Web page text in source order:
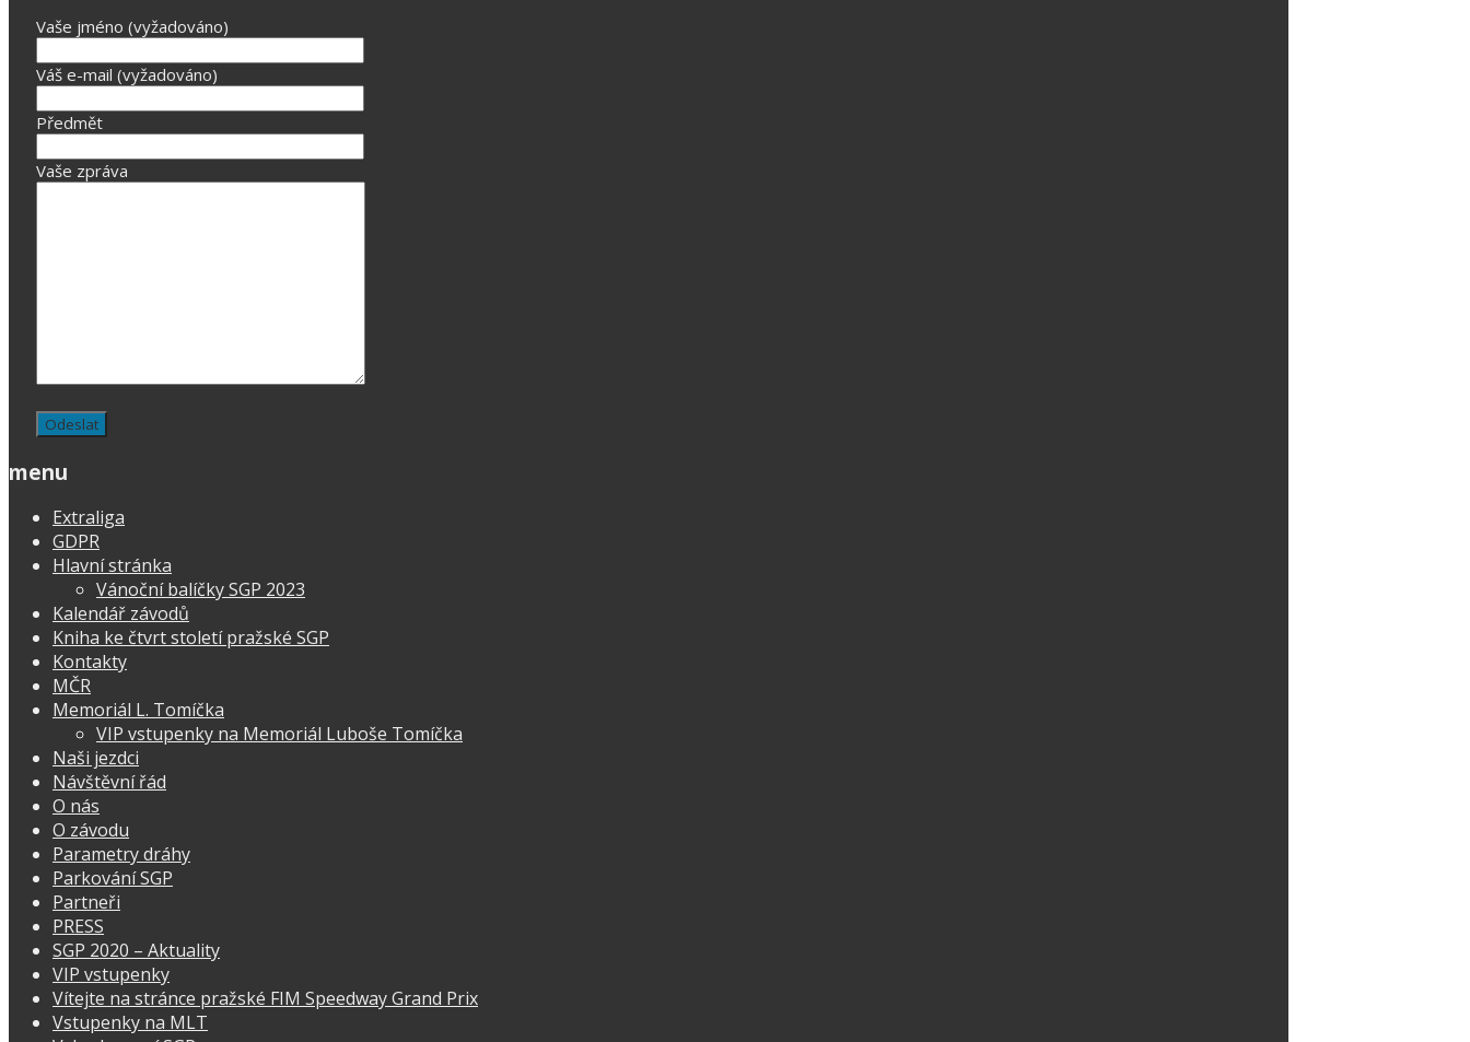
Vaše jméno (vyžadováno)
Váš e-mail (vyžadováno)
Předmět
Vaše zpráva
menu
Extraliga
GDPR
Hlavní stránka
Vánoční balíčky SGP 2023
Kalendář závodů
Kniha ke čtvrt století pražské SGP
Kontakty
MČR
Memoriál L. Tomíčka
VIP vstupenky na Memoriál Luboše Tomíčka
Naši jezdci
Návštěvní řád
O nás
O závodu
Parametry dráhy
Parkování SGP
Partneři
PRESS
SGP 2020 – Aktuality
VIP vstupenky
Vítejte na stránce pražské FIM Speedway Grand Prix
Vstupenky na MLT